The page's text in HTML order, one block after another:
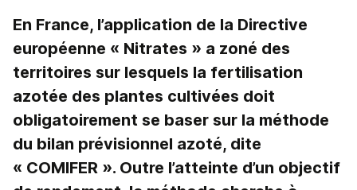
En France, l’application de la Directive
européenne « Nitrates » a zoné des
territoires sur lesquels la fertilisation
azotée des plantes cultivées doit
obligatoirement se baser sur la méthode
du bilan prévisionnel azoté, dite
« COMIFER ». Outre l’atteinte d’un objectif